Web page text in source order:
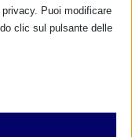
Puoi modificare
clic sul pulsante delle
di base e sono